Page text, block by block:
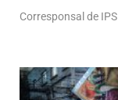
Corresponsal de IPS